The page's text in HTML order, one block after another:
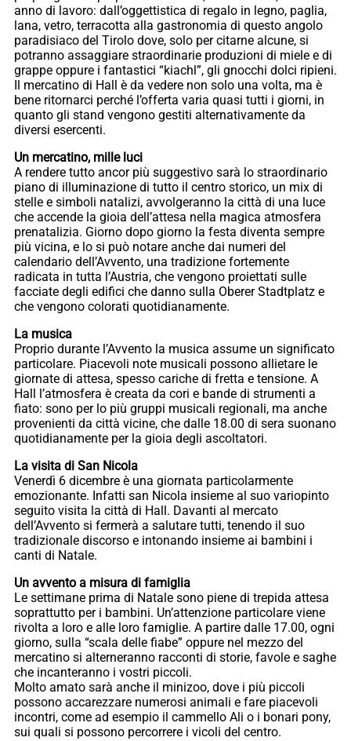
anno di lavoro: dall’oggettistica di regalo in legno, paglia,
lana, vetro, terracotta alla gastronomia di questo angolo
paradisiaco del Tirolo dove, solo per citarne alcune, si
potranno assaggiare straordinarie produzioni di miele e di
grappe oppure i fantastici “kiachl”, gli gnocchi dolci ripieni.
Il mercatino di Hall è da vedere non solo una volta, ma è
bene ritornarci perché l’offerta varia quasi tutti i giorni, in
quanto gli stand vengono gestiti alternativamente da
diversi esercenti.
Un mercatino, mille luci
A rendere tutto ancor più suggestivo sarà lo straordinario
piano di illuminazione di tutto il centro storico, un mix di
stelle e simboli natalizi, avvolgeranno la città di una luce
che accende la gioia dell’attesa nella magica atmosfera
prenatalizia. Giorno dopo giorno la festa diventa sempre
più vicina, e lo si può notare anche dai numeri del
calendario dell’Avvento, una tradizione fortemente
radicata in tutta l’Austria, che vengono proiettati sulle
facciate degli edifici che danno sulla Oberer Stadtplatz e
che vengono colorati quotidianamente.
La musica
Proprio durante l’Avvento la musica assume un significato
particolare. Piacevoli note musicali possono allietare le
giornate di attesa, spesso cariche di fretta e tensione. A
Hall l’atmosfera è creata da cori e bande di strumenti a
fiato: sono per lo più gruppi musicali regionali, ma anche
provenienti da città vicine, che dalle 18.00 di sera suonano
quotidianamente per la gioia degli ascoltatori.
La visita di San Nicola
Venerdì 6 dicembre è una giornata particolarmente
emozionante. Infatti san Nicola insieme al suo variopinto
seguito visita la città di Hall. Davanti al mercato
dell’Avvento si fermerà a salutare tutti, tenendo il suo
tradizionale discorso e intonando insieme ai bambini i
canti di Natale.
Un avvento a misura di famiglia
Le settimane prima di Natale sono piene di trepida attesa
soprattutto per i bambini. Un’attenzione particolare viene
rivolta a loro e alle loro famiglie. A partire dalle 17.00, ogni
giorno, sulla “scala delle fiabe” oppure nel mezzo del
mercatino si alterneranno racconti di storie, favole e saghe
che incanteranno i vostri piccoli.
Molto amato sarà anche il minizoo, dove i più piccoli
possono accarezzare numerosi animali e fare piacevoli
incontri, come ad esempio il cammello Ali o i bonari pony,
sui quali si possono percorrere i vicoli del centro.